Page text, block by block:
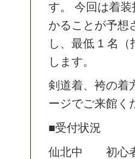
す。 今回は着
かることが予想
し、最低 1 名
します。
剣道着、袴の着
ージでご来館く
■受付状況
仙北中 初心者